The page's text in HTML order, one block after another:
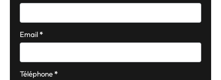
Email*
Téléphone*